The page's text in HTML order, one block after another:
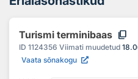
Turismi terminibaas content_copy
ID 1124356 Viimati muudetud
Vaata sõnakogu